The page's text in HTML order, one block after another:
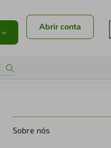
Abrir conta
Sobre nós